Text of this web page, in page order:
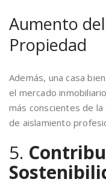
Aumento
Propiedad
Además, una casa
el mercado
más conscientes de
de aislamiento
5.